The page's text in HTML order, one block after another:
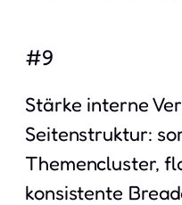
#9
Stärke interne
Seitenstruktur:
Themencluster,
konsistente